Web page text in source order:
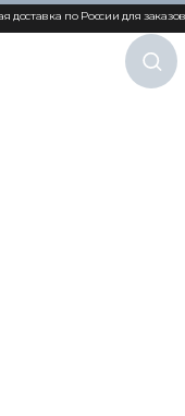
доставка по России для